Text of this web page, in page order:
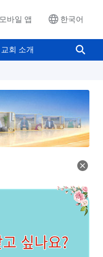
모바일 앱 한국어
교회 소개